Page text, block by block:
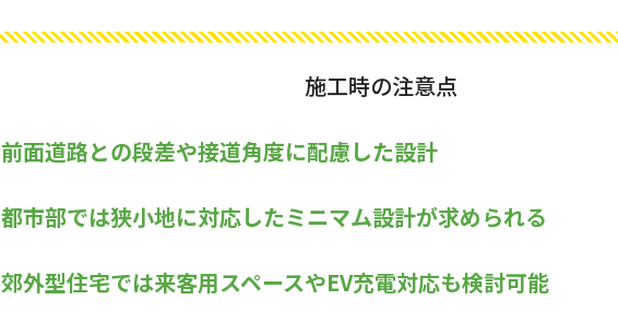
施工時の注意点
前面道路との段差や接道角度に配慮した設計
都市部では狭小地に対応したミニマム設計が求められる
郊外型住宅では来客用スペースやEV充電対応も検討可能